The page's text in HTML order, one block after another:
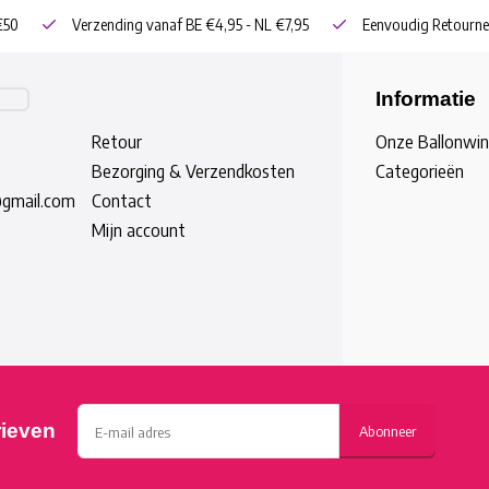
Verzending vanaf BE €4,95 - NL €7,95 Eenvoudig
Retour
Bezorging & Verzendkosten
Contact
Mijn account
Informatie
Onze
Categorieën
Abonneer